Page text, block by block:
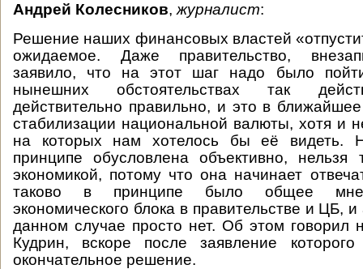
Андрей Колесников, журналист:
Решение наших финансовых властей
ожидаемое. Даже правительство,
заявило, что на этот шаг надо было
нынешних обстоятельствах так
действительно правильно, и это в
стабилизации национальной валюты, хотя и
на которых нам хотелось бы её видеть.
принципе обусловлена объективно, нельзя
экономикой, потому что она начинает
таково в принципе было общее
экономического блока в правительстве и ЦБ,
данном случае просто нет. Об этом говорил
Кудрин, вскоре после заявление
окончательное решение.